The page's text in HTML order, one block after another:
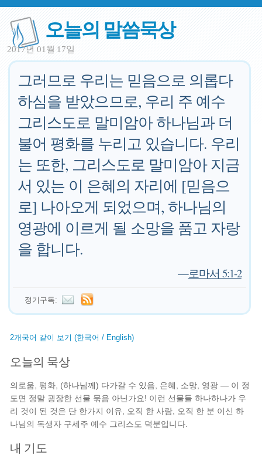
오늘의 말씀묵상
2017년 01월 17일
그러므로 우리는 믿음으로 의롭다
하심을 받았으므로, 우리 주 예수
그리스도로 말미암아 하나님과 더
불어 평화를 누리고 있습니다. 우리
는 또한, 그리스도로 말미암아 지금
서 있는 이 은혜의 자리에 [믿음으
로] 나아오게 되었으며, 하나님의
영광에 이르게 될 소망을 품고 자랑
을 합니다.
—로마서 5:1-2
정기구독:
2개국어 같이 보기 (한국어 / English)
오늘의 묵상
의로움, 평화, (하나님께) 다가갈 수 있음, 은혜, 소망, 영광 — 이 정
도면 정말 굉장한 선물 묶음 아닌가요! 이런 선물들 하나하나가 우
리 것이 된 것은 단 한가지 이유, 오직 한 사람, 오직 한 분 이신 하
나님의 독생자 구세주 예수 그리스도 덕분입니다.
내 기도